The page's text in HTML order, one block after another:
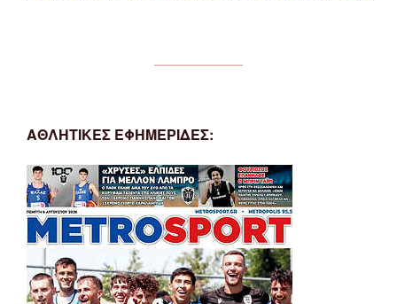
ΑΘΛΗΤΙΚΕΣ ΕΦΗΜΕΡΙΔΕΣ: